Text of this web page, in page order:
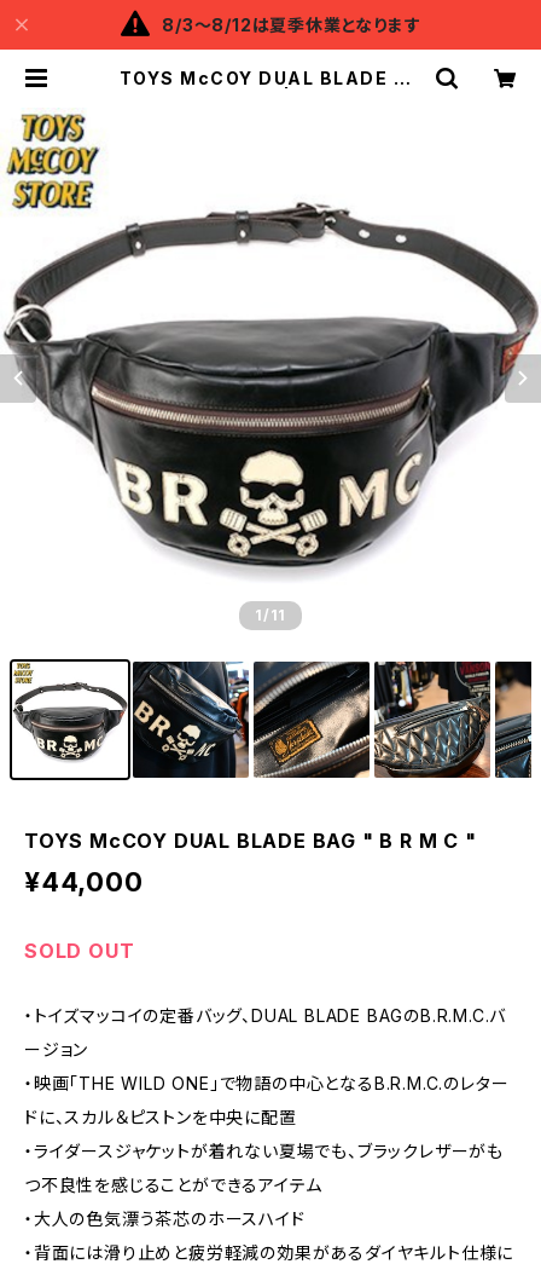
8/3～8/12は夏季休業となります
TOYS McCOY DUAL BLADE BA
1 /11
TOYS McCOY DUAL BLADE BAG " B R M C "
¥44,000
SOLD OUT
・トイズマッコイの定番バッグ、DUAL BLADE BAGのB.R.M.C.バ
ージョン
・映画「THE WILD ONE」で物語の中心となるB.R.M.C.のレター
ドに、スカル＆ピストンを中央に配置
・ライダースジャケットが着れない夏場でも、ブラックレザーがも
つ不良性を感じることができるアイテム
・大人の色気漂う茶芯のホースハイド
・背面には滑り止めと疲労軽減の効果があるダイヤキルト仕様に